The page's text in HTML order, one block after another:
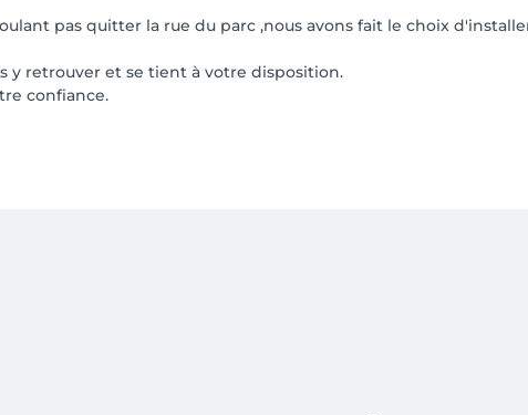
pas quitter la rue du parc ,nous avons fait le choix
y retrouver et se tient à votre disposition.
confiance.